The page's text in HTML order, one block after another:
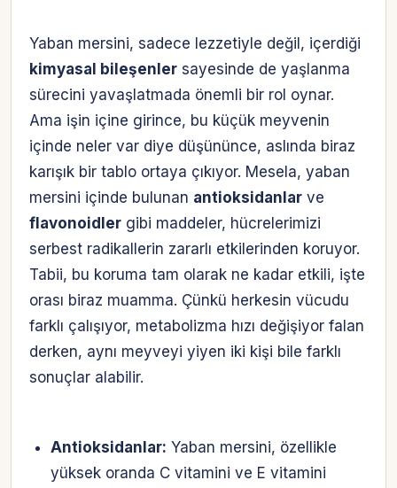
Yaban mersini, sadece lezzetiyle değil, içerdiği
kimyasal bileşenler sayesinde de yaşlanma
sürecini yavaşlatmada önemli bir rol oynar.
Ama işin içine girince, bu küçük meyvenin
içinde neler var diye düşününce, aslında biraz
karışık bir tablo ortaya çıkıyor. Mesela, yaban
mersini içinde bulunan antioksidanlar ve
flavonoidler gibi maddeler, hücrelerimizi
serbest radikallerin zararlı etkilerinden koruyor.
Tabii, bu koruma tam olarak ne kadar etkili, işte
orası biraz muamma. Çünkü herkesin vücudu
farklı çalışıyor, metabolizma hızı değişiyor falan
derken, aynı meyveyi yiyen iki kişi bile farklı
sonuçlar alabilir.
Antioksidanlar: Yaban mersini, özellikle
yüksek oranda C vitamini ve E vitamini